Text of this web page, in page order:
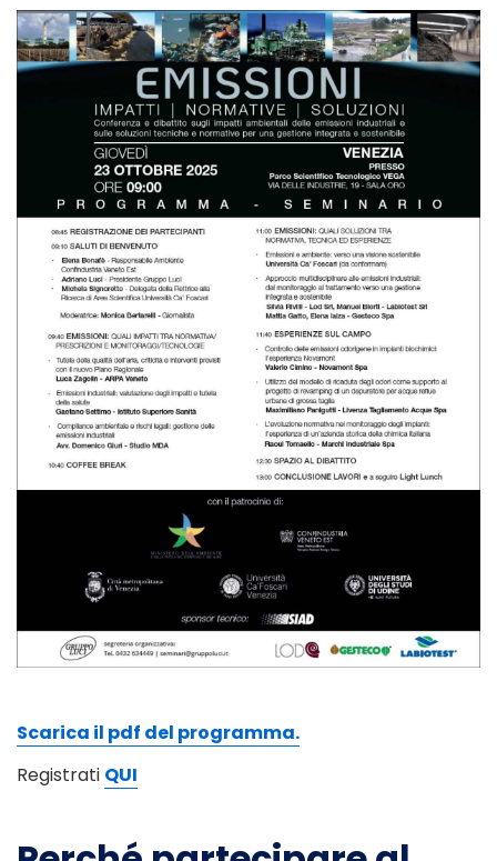
Scarica il pdf del programma.
Registrati QUI